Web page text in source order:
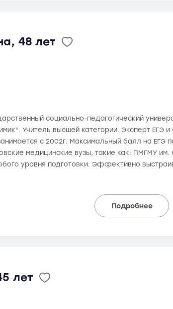
48 лет
социально-педагогический
Учитель высшей категории. Эксперт ЕГЭ
с 2002г. Максимальный балл на ЕГЭ
медицинские вузы, такие как: ПМГМУ
уровня подготовки. Эффективно
Подробнее
лет